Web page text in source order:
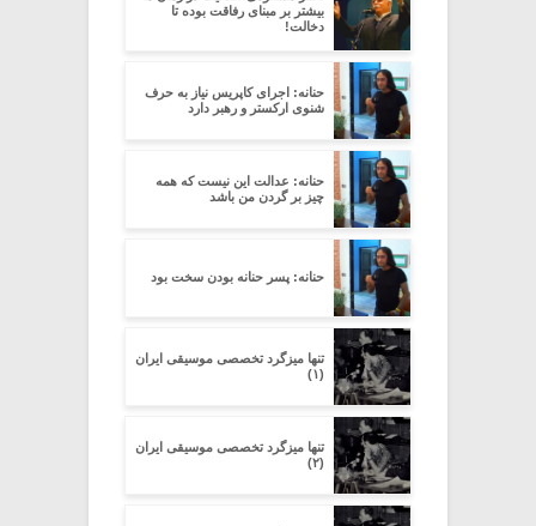
بیشتر بر مبنای رفاقت بوده تا
دخالت!
حنانه: اجرای کاپریس نیاز به حرف
شنوی ارکستر و رهبر دارد
حنانه: عدالت این نیست که همه
چیز بر گردن من باشد
حنانه: پسر حنانه بودن سخت بود
تنها میزگرد تخصصی موسیقی ایران
(۱)
تنها میزگرد تخصصی موسیقی ایران
(۲)